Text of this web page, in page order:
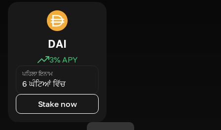
DAI
3% APY
ਪਹਿਲਾ ਇਨਾਮ
6 ਘੰਟਿਆਂ ਵਿੱਚ
Stake now